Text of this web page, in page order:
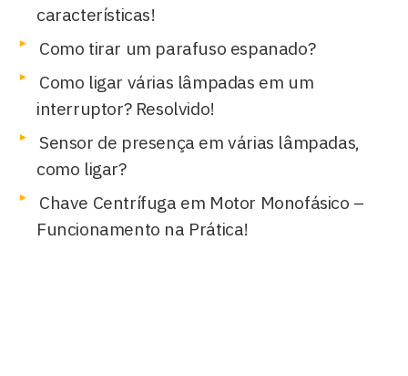
características!
Como tirar um parafuso espanado?
Como ligar várias lâmpadas em um
interruptor? Resolvido!
Sensor de presença em várias lâmpadas,
como ligar?
Chave Centrífuga em Motor Monofásico –
Funcionamento na Prática!